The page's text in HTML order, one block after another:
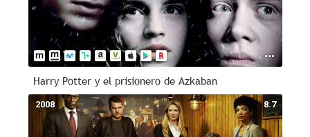
Harry Potter y el prisionero de Azkaban
8.7
2008